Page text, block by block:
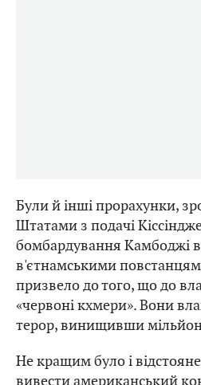
Були й інші прорахунки,
Штатами з подачі
бомбардування Камбоджі в
в'єтнамськими
призвело до того, що до
«червоні кхмери». Вони
терор, винищивши
Не кращим було і
вивести американський